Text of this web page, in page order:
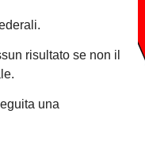
risultato se non il
una